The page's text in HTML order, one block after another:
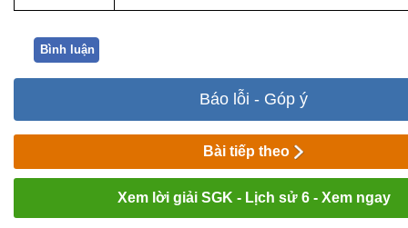
Bình luận
Báo lỗi - Góp ý
Bài tiếp theo
Xem lời giải SGK - Lịch sử 6 - Xem ngay